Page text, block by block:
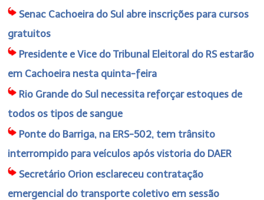
Senac Cachoeira do Sul abre inscrições para cursos
gratuitos
Presidente e Vice do Tribunal Eleitoral do RS estarão
em Cachoeira nesta quinta-feira
Rio Grande do Sul necessita reforçar estoques de
todos os tipos de sangue
Ponte do Barriga, na ERS-502, tem trânsito
interrompido para veículos após vistoria do DAER
Secretário Orion esclareceu contratação
emergencial do transporte coletivo em sessão